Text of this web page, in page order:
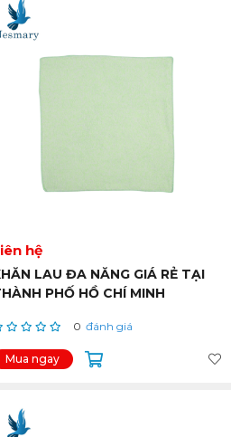
hệ
LAU ĐA NĂNG GIÁ RẺ TẠI
PHỐ HỒ CHÍ MINH
0 đánh giá
Mua ngay